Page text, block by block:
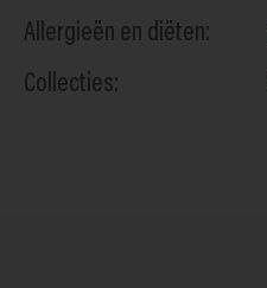
Allergieën en diëten:
Collecties: